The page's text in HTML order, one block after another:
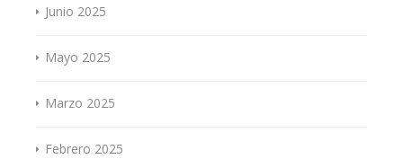
Junio 2025
Mayo 2025
Marzo 2025
Febrero 2025